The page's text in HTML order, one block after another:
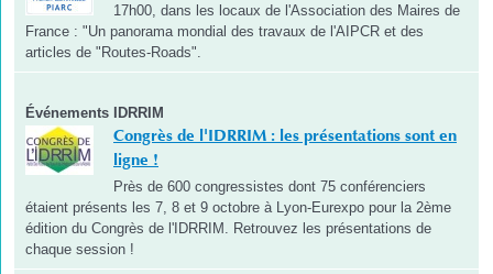
17h00, dans les locaux de l'Association des Maires de
France : "Un panorama mondial des travaux de l'AIPCR et des
articles de "Routes-Roads".
Événements IDRRIM
Congrès de l'IDRRIM : les présentations sont en
ligne !
Près de 600 congressistes dont 75 conférenciers
étaient présents les 7, 8 et 9 octobre à Lyon-Eurexpo pour la 2ème
édition du Congrès de l'IDRRIM. Retrouvez les présentations de
chaque session !